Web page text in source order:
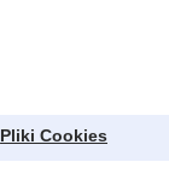
Pliki Cookies